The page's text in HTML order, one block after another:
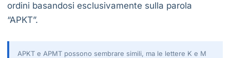
ordini basandosi esclusivamente sulla parola
“APKT”.
APKT e APMT possono sembrare simili, ma le lettere K e M